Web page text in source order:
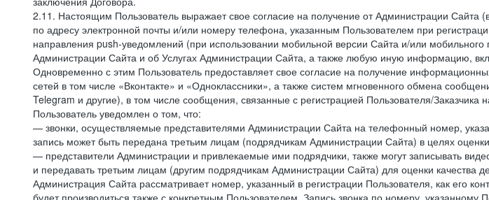
2.11. Настоящим Пользователь выражает свое согласие на получение от Администрации
по адресу электронной почты и/или номеру телефона, указанным Пользователем при
направления push-уведомлений (при использовании мобильной версии Сайта и/или
Администрации Сайта и об Услугах Администрации Сайта, а также любую иную информацию,
Одновременно с этим Пользователь предоставляет свое согласие на получение
сетей в том числе «Вконтакте» и «Одноклассники», а также систем мгновенного обмена
Telegram и другие), в том числе сообщения, связанные с регистрацией Пользователя/Заказчика
Пользователь уведомлен о том, что:
— звонки, осуществляемые представителями Администрации Сайта на телефонный номер,
запись может быть передана третьим лицам (подрядчикам Администрации Сайта) в целях оценки
— представители Администрации и привлекаемые ими подрядчики, также могут записывать
и передавать третьим лицам (другим подрядчикам Администрации Сайта) для оценки качества
Администрация Сайта рассматривает номер, указанный в регистрации Пользователя, как его
будет производиться также с конкретным Пользователем. Запись звонка по номеру,